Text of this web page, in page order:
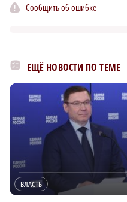
Сообщить об ошибке
ЕЩЁ НОВОСТИ ПО ТЕМЕ
ВЛАСТЬ